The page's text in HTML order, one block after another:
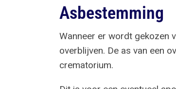
Asbestemming
Wanneer er wordt gekozen
overblijven. De as van een
crematorium.